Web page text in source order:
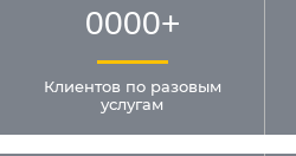
0000+
Клиентов по разовым
услугам